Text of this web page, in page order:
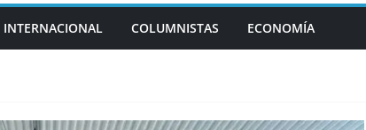
INTERNACIONAL COLUMNISTAS ECONOMÍA